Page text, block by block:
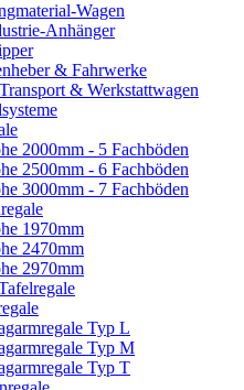
Wagen
Anhänger
& Fahrwerke
& Werkstattwagen
2000mm - 5 Fachböden
2500mm - 6 Fachböden
3000mm - 7 Fachböden
1970mm
2470mm
2970mm
Typ L
Typ M
Typ T